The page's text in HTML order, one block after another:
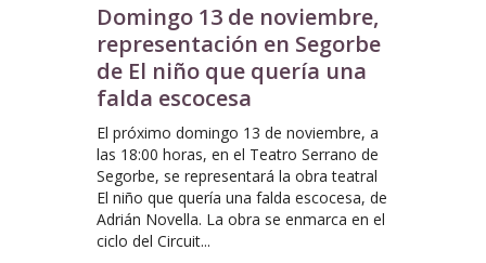
Domingo 13 de noviembre,
representación en Segorbe
de El niño que quería una
falda escocesa
El próximo domingo 13 de noviembre, a
las 18:00 horas, en el Teatro Serrano de
Segorbe, se representará la obra teatral
El niño que quería una falda escocesa, de
Adrián Novella. La obra se enmarca en el
ciclo del Circuit...